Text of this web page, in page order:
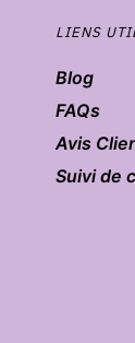
LIENS
Blog
FAQs
Avis
Suivi de